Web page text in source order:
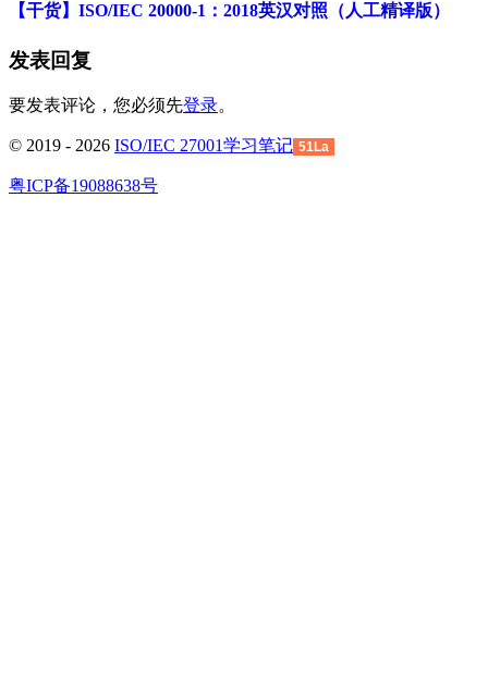
【干货】ISO/IEC 20000-1：2018英汉对照（人工精译版）
发表回复
要发表评论，您必须先登录。
© 2019 - 2026 ISO/IEC 27001学习笔记 51La
粤ICP备19088638号